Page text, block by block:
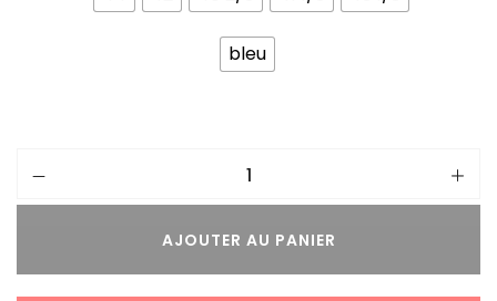
bleu
AJOUTER AU PANIER